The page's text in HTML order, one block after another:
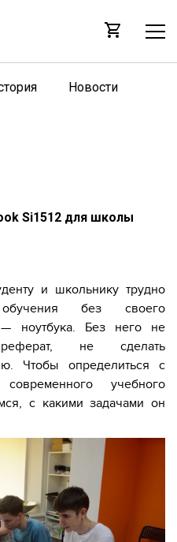
Новости
Si1512 для школы
и школьнику трудно
без своего
— ноутбука. Без него не
не сделать
Чтобы определиться с
учебного
с какими задачами он